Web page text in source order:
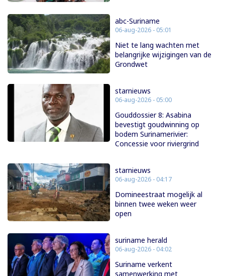
abc-Suriname
06-aug-2026 - 05:01
Niet te lang wachten met
belangrijke wijzigingen van de
Grondwet
starnieuws
06-aug-2026 - 05:00
Gouddossier 8: Asabina
bevestigt goudwinning op
bodem Surinamerivier:
Concessie voor riviergrind
starnieuws
06-aug-2026 - 04:17
Domineestraat mogelijk al
binnen twee weken weer
open
suriname herald
06-aug-2026 - 04:02
Suriname verkent
samenwerking met